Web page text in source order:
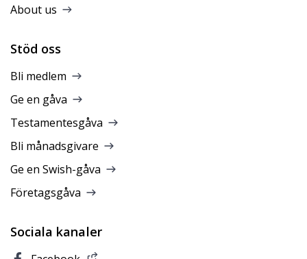
About us
Stöd oss
Bli medlem
Ge en gåva
Testamentesgåva
Bli månadsgivare
Ge en Swish-gåva
Företagsgåva
Sociala kanaler